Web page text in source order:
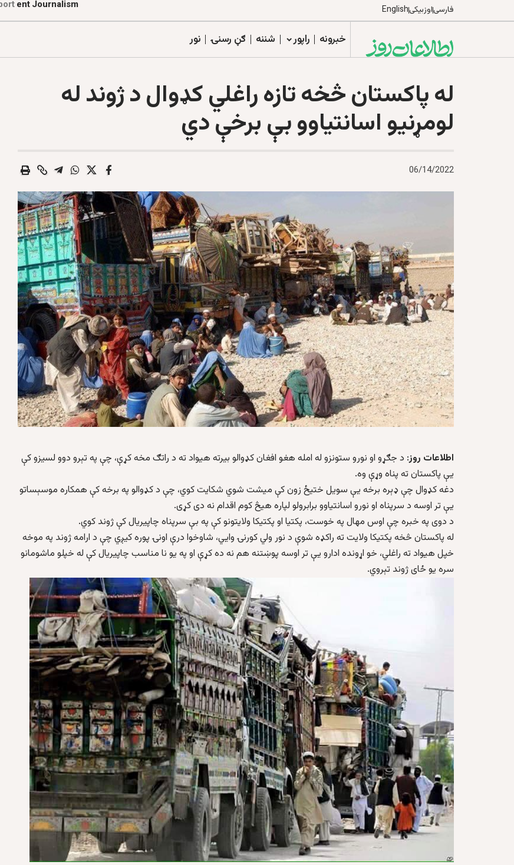
فارسیاوزبیکیEnglish
E
n
e Support
خبرونه راپور شننه ګڼ رسنۍ نور
له پاکستان څخه تازه راغلي کډوال د ژوند له
لومړنیو اسانتیاوو بې برخې دي
06/14/2022
اطلاعات روز: د جګړو او نورو ستونزو له امله هغو افغان کډوالو بیرته هیواد ته د راتګ مخه کړې، چې په تېرو دوو لسیزو کې
یې پاکستان ته پناه وړې وه.
دغه کډوال چې ډېره برخه یې سویل ختیځ زون کې میشت شوي شکایت کوي، چې د کډوالو په برخه کې همکاره موسېساتو
یې تر اوسه د سرپناه او نورو اسانتیاوو برابرولو لپاره هیڅ کوم اقدام نه دی کړی.
د دوی په خبره چې اوس مهال په خوست، پکتیا او پکتیکا ولایتونو کې په بې سرپناه چاپیریال کې ژوند کوي.
له پاکستان څخه پکتیکا ولایت ته راکډه شوې د نور ولي کورنۍ وايي، شاوخوا درې اونۍ پوره کیږي چې د ارامه ژوند په موخه
خپل هیواد ته راغلي، خو اړونده ادارو یې تر اوسه پوښتنه هم نه ده کړې او په یو نا مناسب چاپیریال کې له خپلو ماشومانو
سره یو ځای ژوند تېروي.